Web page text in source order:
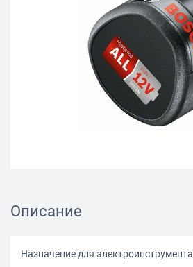
Описание
Назначение для электроинструмента